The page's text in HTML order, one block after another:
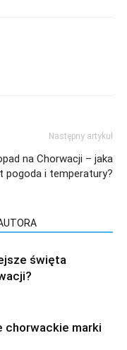
Następny artykuł
na Chorwacji – jaka
pogoda i temperatury?
święta
chorwackie marki